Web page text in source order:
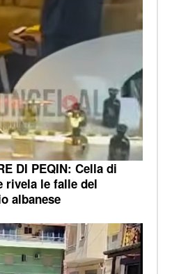
DI PEQIN: Cella di
rivela le falle del
albanese